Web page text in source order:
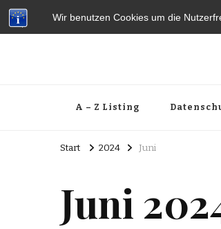
Wir benutzen Cookies um die
A – Z Listing
Start 2024 Juni
Juni